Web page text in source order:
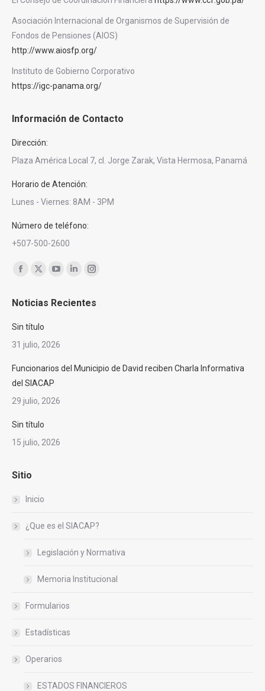
Asociación Internacional de Organismos de Supervisión de
Fondos de Pensiones (AIOS)
http://www.aiosfp.org/
Instituto de Gobierno Corporativo
https://igc-panama.org/
Información de Contacto
Dirección:
Plaza América Local 7, cl. Jorge Zarak, Vista Hermosa, Panamá
Horario de Atención:
Lunes - Viernes: 8AM - 3PM
Número de teléfono:
+507-500-2600
Encuéntranos en:
opens
in
opens
in
YouTube
opens
Linkedin
opens
Instagram
opens
Noticias Recientes
Sin título
31 julio, 2026
Funcionarios del Municipio de David reciben Charla Informativa
del SIACAP
29 julio, 2026
Sin título
15 julio, 2026
Sitio
Inicio
¿Que es el SIACAP?
Legislación y Normativa
Memoria Institucional
Formularios
Estadísticas
Operarios
ESTADOS FINANCIEROS